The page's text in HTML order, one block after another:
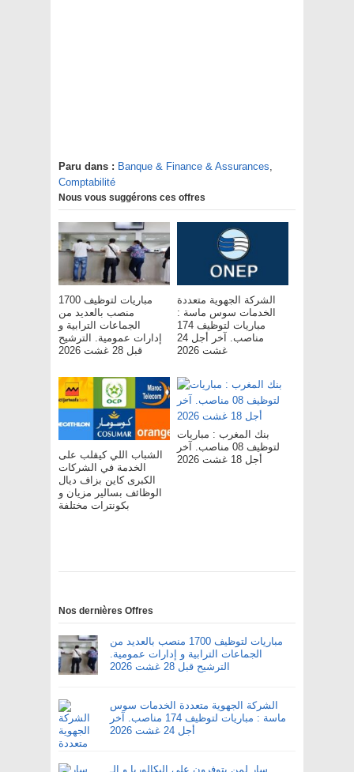
Paru dans : Banque & Finance & Assurances,
Comptabilité
Nous vous suggérons ces offres
مباريات لتوظيف 1700
منصب بالعديد من
الجماعات الترابية و
إدارات عمومية. الترشيح
قبل 28 غشت 2026
الشركة الجهوية متعددة
الخدمات سوس ماسة :
مباريات لتوظيف 174
مناصب. آخر أجل 24
غشت 2026
الشباب اللي كيقلب على
الخدمة في الشركات
الكبرى كاين بزاف ديال
الوظائف بسالير مزيان و
بكونترات مختلفة
بنك المغرب : مباريات
لتوظيف 08 مناصب. آخر
أجل 18 غشت 2026
Nos dernières Offres
مباريات لتوظيف 1700 منصب بالعديد من
الجماعات الترابية و إدارات عمومية.
الترشيح قبل 28 غشت 2026
الشركة الجهوية متعددة الخدمات سوس
ماسة : مباريات لتوظيف 174 مناصب. آخر
أجل 24 غشت 2026
سار لمن يتوفرون على البكالوريا و الـ